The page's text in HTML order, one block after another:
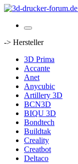
-> Hersteller
3D Prima
Accante
Anet
Anycubic
Artillery 3D
BCN3D
BIQU 3D
Bondtech
Buildtak
Creality
Creatbot
Deltaco